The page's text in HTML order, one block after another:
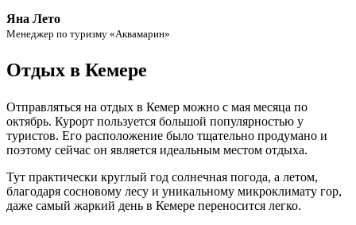
Яна Лето
Менеджер по туризму «Аквамарин»
Отдых в Кемере
Отправляться на отдых в Кемер можно с мая месяца по
октябрь. Курорт пользуется большой популярностью у
туристов. Его расположение было тщательно продумано и
поэтому сейчас он является идеальным местом отдыха.
Тут практически круглый год солнечная погода, а летом,
благодаря сосновому лесу и уникальному микроклимату гор,
даже самый жаркий день в Кемере переносится легко.